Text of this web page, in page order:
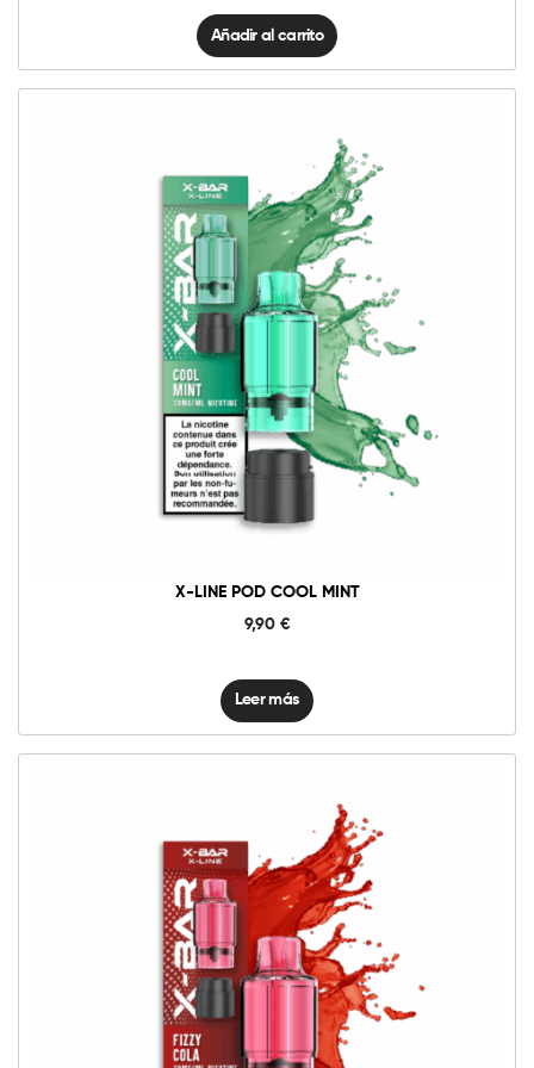
Añadir al carrito
X-LINE POD COOL MINT
9,90 €
Leer más